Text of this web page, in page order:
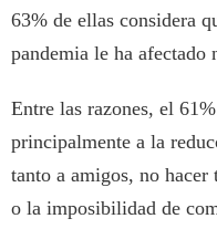
63% de ellas considera
pandemia le ha afectado
Entre las razones, el
principalmente a la
tanto a amigos, no
o la imposibilidad de